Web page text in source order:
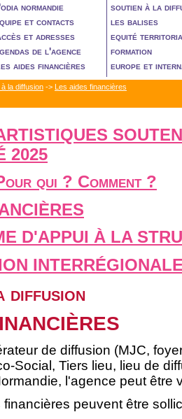
normandie
et contacts
et adresses
de l'agence
aides financières
soutien à la
les balises
equité
formation
europe et
la diffusion -> Les aides financières
2025
qui ? Comment ?
D'APPUI À LA
diffusion
de diffusion (MJC,
Social, Tiers lieu, lieu de
l'agence peut être
peuvent être